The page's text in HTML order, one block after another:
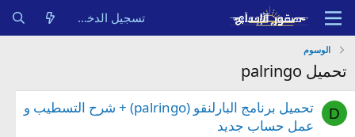
تسجيل الدخول
الوسوم
تحميل palringo
D
تحميل برنامج البارلنقو (palringo) + شرح التسطيب و
عمل حساب جديد